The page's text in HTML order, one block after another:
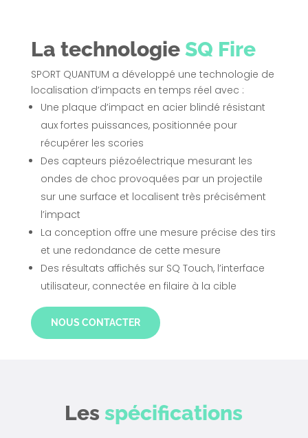
La technologie SQ Fire
SPORT QUANTUM a développé une technologie de
localisation d’impacts en temps réel avec :
Une plaque d’impact en acier blindé résistant
aux fortes puissances, positionnée pour
récupérer les scories
Des capteurs piézoélectrique mesurant les
ondes de choc provoquées par un projectile
sur une surface et localisent très précisément
l’impact
La conception offre une mesure précise des tirs
et une redondance de cette mesure
Des résultats affichés sur SQ Touch, l’interface
utilisateur, connectée en filaire à la cible
NOUS CONTACTER
Lesspécifications